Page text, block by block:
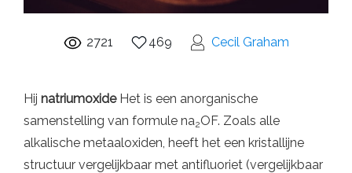
2721 469 Cecil Graham
Hij natriumoxideHet is een anorganische
samenstelling van formule na2OF. Zoals alle
alkalische metaaloxiden, heeft het een kristallijne
structuur vergelijkbaar met antifluoriet (vergelijkbaar